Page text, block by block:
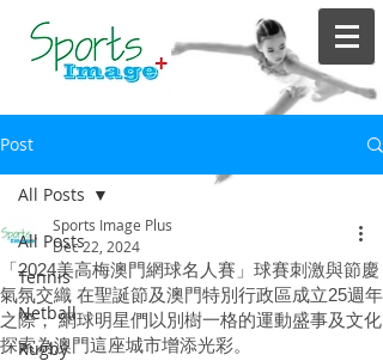
Post
All Posts
Tennis
Netball
Rugby
All Posts
「2024美高梅澳門網球名人賽」球賽刺激與節慶
氣氛交織 在聖誕節及澳門特別行政區成立25週年
之際， 網球明星們以別樹一格的運動盛事及文化
探索為澳門這座城市增添光彩。
Sports Image Plus
Dec 22, 2024